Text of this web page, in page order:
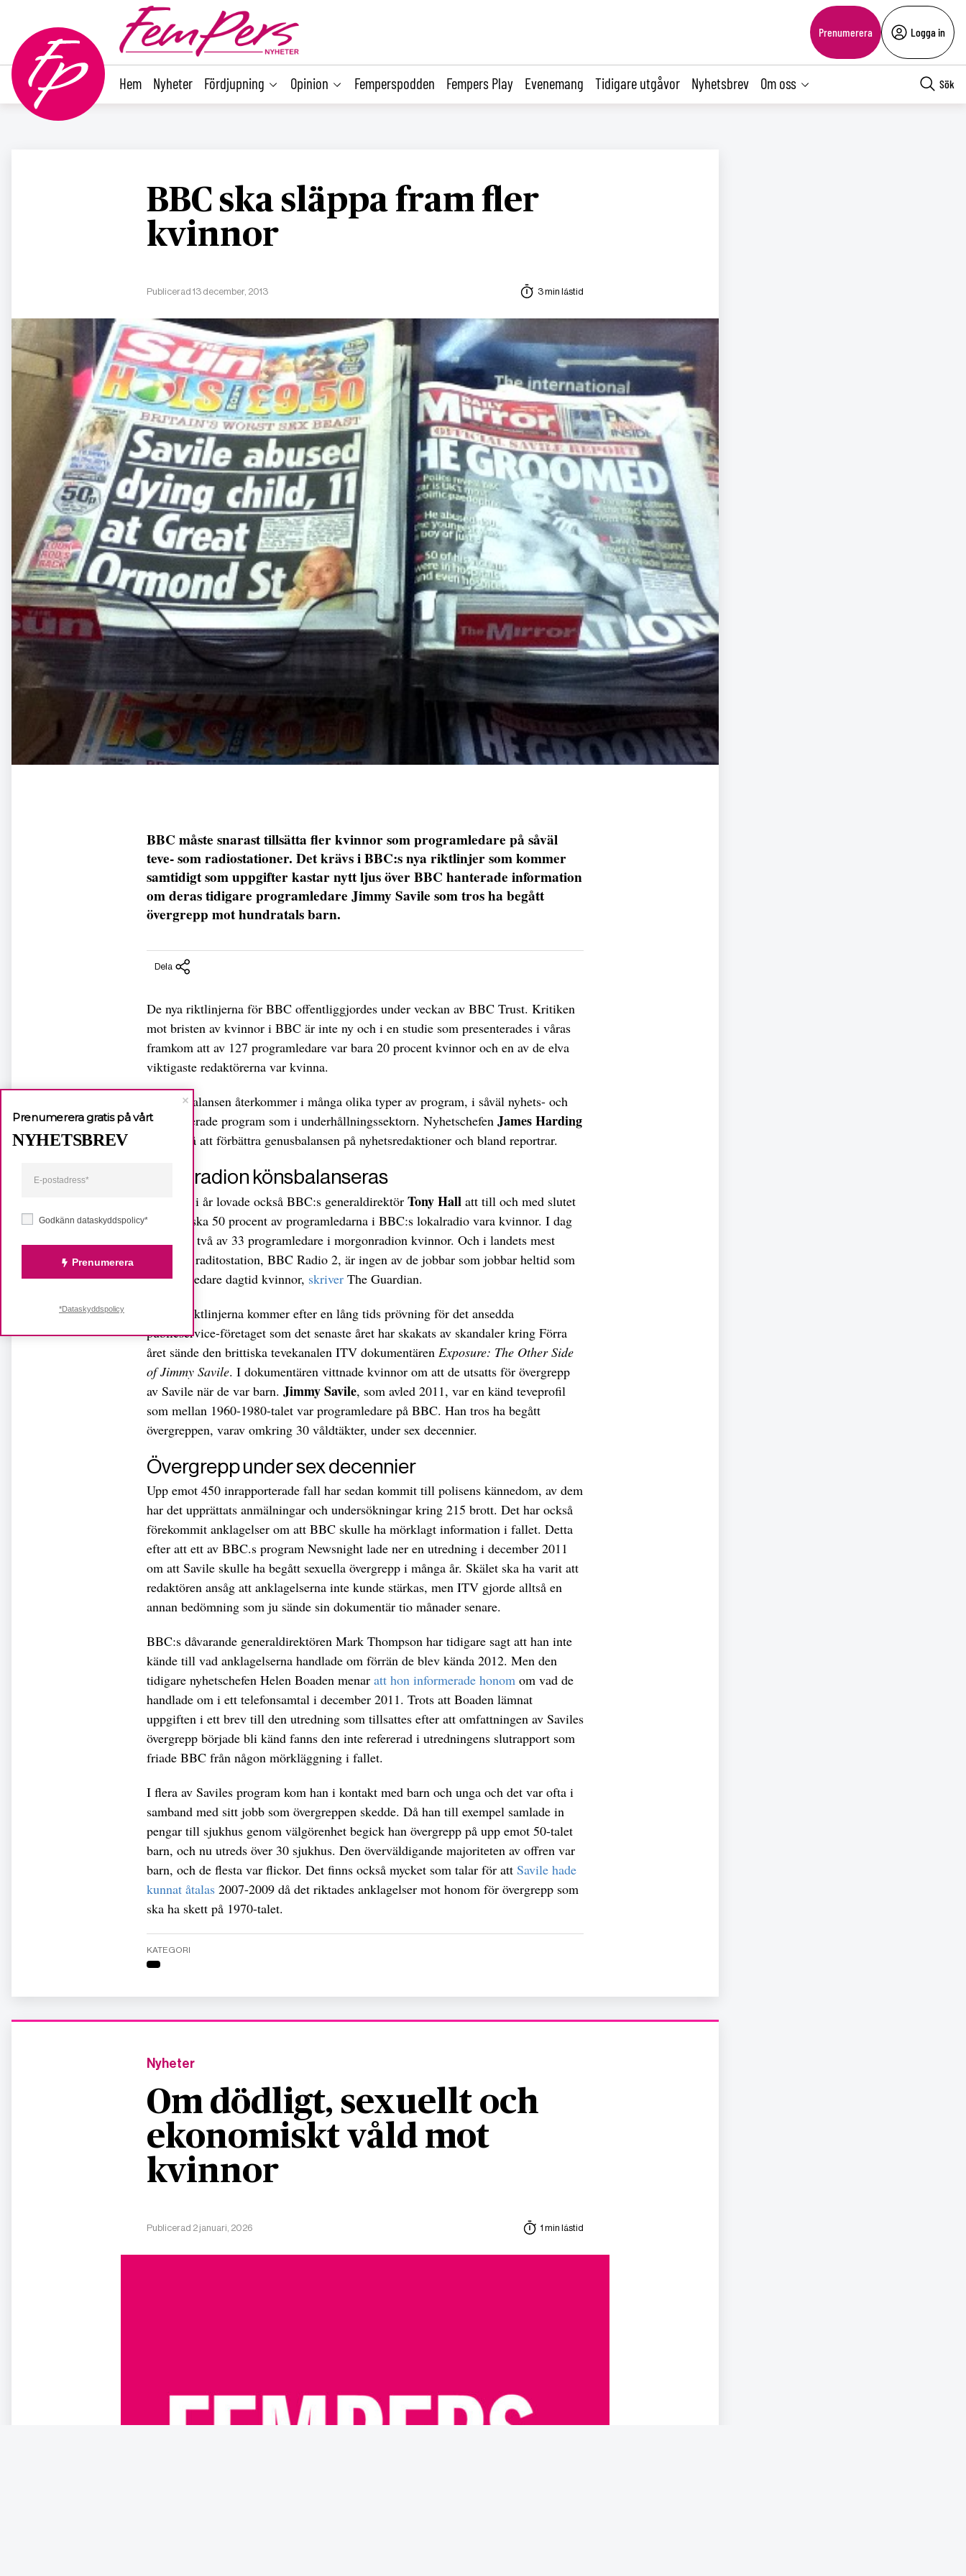
Prenumerera Logga in
Hem Nyheter Fördjupning Opinion Femperspodden Fempers Play Evenemang Tidigare utgåvor Nyhetsbrev Om oss Sök
BBC ska släppa fram fler
kvinnor
Publicerad 13 december, 2013 3 min lästid
BBC måste snarast tillsätta fler kvinnor som programledare på såväl
teve- som radiostationer. Det krävs i BBC:s nya riktlinjer som kommer
samtidigt som uppgifter kastar nytt ljus över BBC hanterade information
om deras tidigare programledare Jimmy Savile som tros ha begått
övergrepp mot hundratals barn.
Dela
De nya riktlinjerna för BBC offentliggjordes under veckan av BBC Trust. Kritiken
mot bristen av kvinnor i BBC är inte ny och i en studie som presenterades i våras
framkom att av 127 programledare var bara 20 procent kvinnor och en av de elva
viktigaste redaktörerna var kvinna.
Genusobalansen återkommer i många olika typer av program, i såväl nyhets- och
faktabaserade program som i underhållningssektorn. Nyhetschefen James Harding
då att förbättra genusbalansen på nyhetsredaktioner och bland reportrar.
Lokalradion könsbalanseras
I augusti i år lovade också BBC:s generaldirektör Tony Hall att till och med slutet
av 2014 ska 50 procent av programledarna i BBC:s lokalradio vara kvinnor. I dag
är endast två av 33 programledare i morgonradion kvinnor. Och i landets mest
populära raditostation, BBC Radio 2, är ingen av de jobbar som jobbar heltid som
programledare dagtid kvinnor, skriver The Guardian.
De nya riktlinjerna kommer efter en lång tids prövning för det ansedda
publicservice-företaget som det senaste året har skakats av skandaler kring Förra
året sände den brittiska tevekanalen ITV dokumentären Exposure: The Other Side
of Jimmy Savile. I dokumentären vittnade kvinnor om att de utsatts för övergrepp
av Savile när de var barn. Jimmy Savile, som avled 2011, var en känd teveprofil
som mellan 1960-1980-talet var programledare på BBC. Han tros ha begått
övergreppen, varav omkring 30 våldtäkter, under sex decennier.
Övergrepp under sex decennier
Upp emot 450 inrapporterade fall har sedan kommit till polisens kännedom, av dem
har det upprättats anmälningar och undersökningar kring 215 brott. Det har också
förekommit anklagelser om att BBC skulle ha mörklagt information i fallet. Detta
efter att ett av BBC.s program Newsnight lade ner en utredning i december 2011
om att Savile skulle ha begått sexuella övergrepp i många år. Skälet ska ha varit att
redaktören ansåg att anklagelserna inte kunde stärkas, men ITV gjorde alltså en
annan bedömning som ju sände sin dokumentär tio månader senare.
BBC:s dåvarande generaldirektören Mark Thompson har tidigare sagt att han inte
kände till vad anklagelserna handlade om förrän de blev kända 2012. Men den
tidigare nyhetschefen Helen Boaden menar att hon informerade honom om vad de
handlade om i ett telefonsamtal i december 2011. Trots att Boaden lämnat
uppgiften i ett brev till den utredning som tillsattes efter att omfattningen av Saviles
övergrepp började bli känd fanns den inte refererad i utredningens slutrapport som
friade BBC från någon mörkläggning i fallet.
I flera av Saviles program kom han i kontakt med barn och unga och det var ofta i
samband med sitt jobb som övergreppen skedde. Då han till exempel samlade in
pengar till sjukhus genom välgörenhet begick han övergrepp på upp emot 50-talet
barn, och nu utreds över 30 sjukhus. Den överväldigande majoriteten av offren var
barn, och de flesta var flickor. Det finns också mycket som talar för att Savile hade
kunnat åtalas 2007-2009 då det riktades anklagelser mot honom för övergrepp som
ska ha skett på 1970-talet.
KATEGORI
Nyheter
Om dödligt, sexuellt och
ekonomiskt våld mot
kvinnor
Publicerad 2 januari, 2026 1 min lästid
Godkänn dataskyddspolicy*
Prenumerera
Prenumerera gratis på vårt
NYHETSBREV
*Dataskyddspolicy